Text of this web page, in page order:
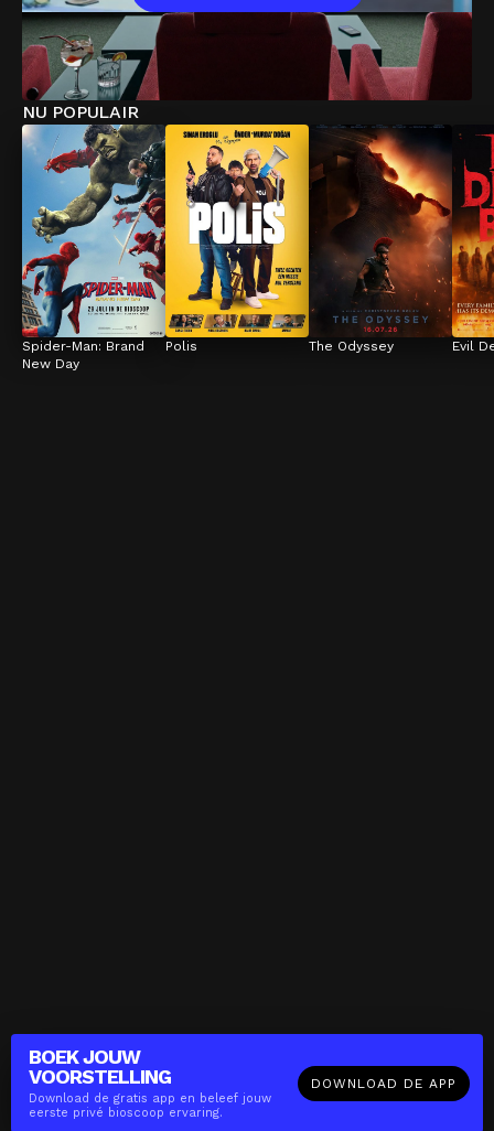
BOEK JOUW
VOORSTELLING
Download de gratis app en beleef jouw
eerste privé bioscoop ervaring.
DOWNLOAD DE APP
NU POPULAIR
Spider-Man: Brand
New Day
Polis The Odyssey Evil